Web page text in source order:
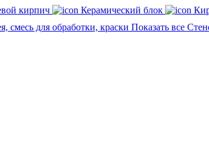
кирпич Керамический блок
смесь для обработки, краски Показать все